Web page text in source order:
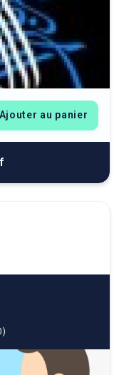
Ajouter au panier